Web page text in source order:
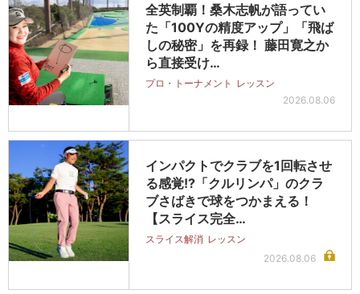
全英制覇！桑木志帆が語ってい
た「100Yの精度アップ」「飛ば
しの秘密」を再録！ 藤田寛之か
ら直接受け…
プロ・トーナメント レッスン
2026.08.06
インパクトでクラブを1回転させ
る感覚!?「クルリンパ」のクラ
ブさばきで球をつかまえる！
【スライス完全…
スライス解消 レッスン
2026.08.06